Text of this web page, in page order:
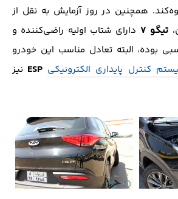
همچنین در روز آزمایش به نقل از
تیگو 7
دارای شتاب اولیه راضی‌کننده و
بوده‌، البته تعادل مناسب این خودرو
کنترل پایداری الکترونیکی ESP نیز